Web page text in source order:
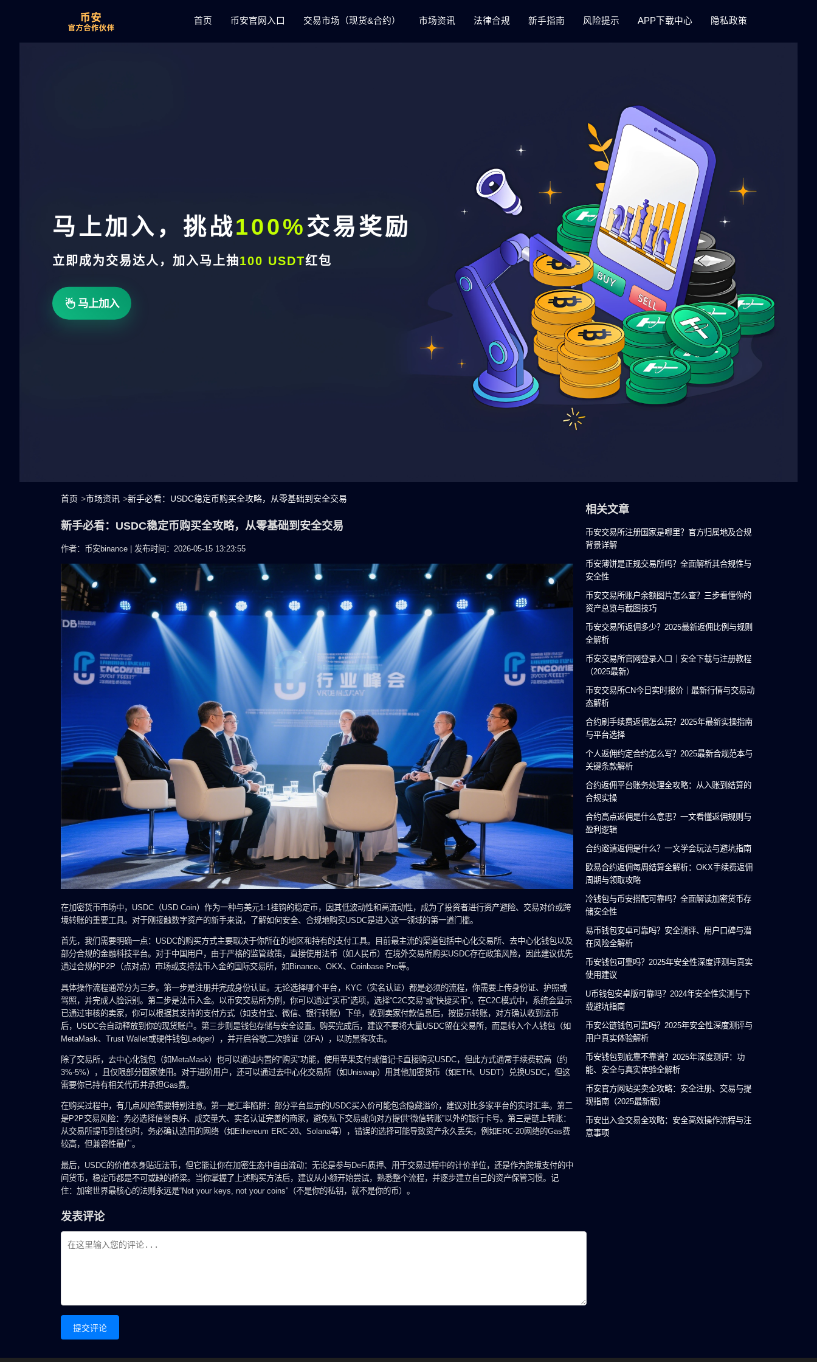
首页 币安官网入口 交易市场（现货&合约） 市场资讯 法律合规 新手指南 风险提示 APP下载中心 隐私政策
马上加入，挑战100%交易奖励
立即成为交易达人，加入马上抽100 USDT红包
马上加入
首页 >市场资讯 >新手必看：USDC稳定币购买全攻略，从零基础到安全交易
新手必看：USDC稳定币购买全攻略，从零基础到安全交易
作者：币安binance | 发布时间：2026-05-15 13:23:55
在加密货币市场中，USDC（USD Coin）作为一种与美元1:1挂钩的稳定币，因其低波动性和高流动性，成为了投资者进行资产避险、交易对价或跨
境转账的重要工具。对于刚接触数字资产的新手来说，了解如何安全、合规地购买USDC是进入这一领域的第一道门槛。
首先，我们需要明确一点：USDC的购买方式主要取决于你所在的地区和持有的支付工具。目前最主流的渠道包括中心化交易所、去中心化钱包以及
部分合规的金融科技平台。对于中国用户，由于严格的监管政策，直接使用法币（如人民币）在境外交易所购买USDC存在政策风险，因此建议优先
通过合规的P2P（点对点）市场或支持法币入金的国际交易所，如Binance、OKX、Coinbase Pro等。
具体操作流程通常分为三步。第一步是注册并完成身份认证。无论选择哪个平台，KYC（实名认证）都是必须的流程，你需要上传身份证、护照或
驾照，并完成人脸识别。第二步是法币入金。以币安交易所为例，你可以通过“买币”选项，选择“C2C交易”或“快捷买币”。在C2C模式中，系统会显示
已通过审核的卖家，你可以根据其支持的支付方式（如支付宝、微信、银行转账）下单，收到卖家付款信息后，按提示转账，对方确认收到法币
后，USDC会自动释放到你的现货账户。第三步则是钱包存储与安全设置。购买完成后，建议不要将大量USDC留在交易所，而是转入个人钱包（如
MetaMask、Trust Wallet或硬件钱包Ledger），并开启谷歌二次验证（2FA），以防黑客攻击。
除了交易所，去中心化钱包（如MetaMask）也可以通过内置的“购买”功能，使用苹果支付或借记卡直接购买USDC，但此方式通常手续费较高（约
3%-5%），且仅限部分国家使用。对于进阶用户，还可以通过去中心化交易所（如Uniswap）用其他加密货币（如ETH、USDT）兑换USDC，但这
需要你已持有相关代币并承担Gas费。
在购买过程中，有几点风险需要特别注意。第一是汇率陷阱：部分平台显示的USDC买入价可能包含隐藏溢价，建议对比多家平台的实时汇率。第二
是P2P交易风险：务必选择信誉良好、成交量大、实名认证完善的商家，避免私下交易或向对方提供“微信转账”以外的银行卡号。第三是链上转账：
从交易所提币到钱包时，务必确认选用的网络（如Ethereum ERC-20、Solana等），错误的选择可能导致资产永久丢失，例如ERC-20网络的Gas费
较高，但兼容性最广。
最后，USDC的价值本身贴近法币，但它能让你在加密生态中自由流动：无论是参与DeFi质押、用于交易过程中的计价单位，还是作为跨境支付的中
间货币，稳定币都是不可或缺的桥梁。当你掌握了上述购买方法后，建议从小额开始尝试，熟悉整个流程，并逐步建立自己的资产保管习惯。记
住：加密世界最核心的法则永远是“Not your keys, not your coins”（不是你的私钥，就不是你的币）。
发表评论
提交评论
相关文章
币安交易所注册国家是哪里？官方归属地及合规
背景详解
币安薄饼是正规交易所吗？全面解析其合规性与
安全性
币安交易所账户余额图片怎么查？三步看懂你的
资产总览与截图技巧
币安交易所返佣多少？2025最新返佣比例与规则
全解析
币安交易所官网登录入口｜安全下载与注册教程
（2025最新）
币安交易所CN今日实时报价｜最新行情与交易动
态解析
合约刷手续费返佣怎么玩？2025年最新实操指南
与平台选择
个人返佣约定合约怎么写？2025最新合规范本与
关键条款解析
合约返佣平台账务处理全攻略：从入账到结算的
合规实操
合约高点返佣是什么意思？一文看懂返佣规则与
盈利逻辑
合约邀请返佣是什么？一文学会玩法与避坑指南
欧易合约返佣每周结算全解析：OKX手续费返佣
周期与领取攻略
冷钱包与币安搭配可靠吗？全面解读加密货币存
储安全性
易币钱包安卓可靠吗？安全测评、用户口碑与潜
在风险全解析
币安钱包可靠吗？2025年安全性深度评测与真实
使用建议
U币钱包安卓版可靠吗？2024年安全性实测与下
载避坑指南
币安公链钱包可靠吗？2025年安全性深度测评与
用户真实体验解析
币安钱包到底靠不靠谱？2025年深度测评：功
能、安全与真实体验全解析
币安官方网站买卖全攻略：安全注册、交易与提
现指南（2025最新版）
币安出入金交易全攻略：安全高效操作流程与注
意事项